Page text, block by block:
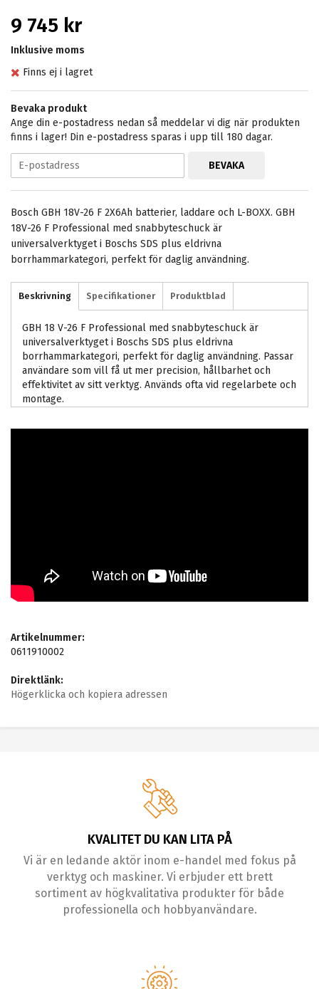
9 745 kr
Inklusive moms
Finns ej i lagret
Bevaka produkt
Ange din e-postadress nedan så meddelar vi dig när produkten
finns i lager! Din e-postadress sparas i upp till 180 dagar.
BEVAKA
Bosch GBH 18V-26 F 2X6Ah batterier, laddare och L-BOXX. GBH
18V-26 F Professional med snabbyteschuck är
universalverktyget i Boschs SDS plus eldrivna
borrhammarkategori, perfekt för daglig användning.
Beskrivning Specifikationer Produktblad
GBH 18 V-26 F Professional med snabbyteschuck är
universalverktyget i Boschs SDS plus eldrivna
borrhammarkategori, perfekt för daglig användning. Passar
användare som vill få ut mer precision, hållbarhet och
effektivitet av sitt verktyg. Används ofta vid regelarbete och
montage.
Artikelnummer:
0611910002
Direktlänk:
Högerklicka och kopiera adressen
KVALITET DU KAN LITA PÅ
Vi är en ledande aktör inom e-handel med fokus på
verktyg och maskiner. Vi erbjuder ett brett
sortiment av högkvalitativa produkter för både
professionella och hobbyanvändare.